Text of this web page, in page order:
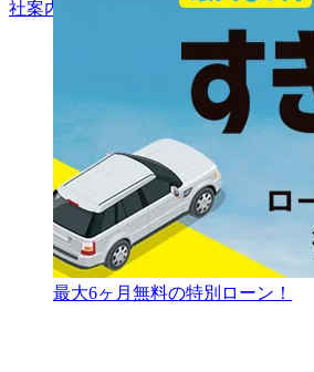
社案内
最大6ヶ月無料の特別ローン！